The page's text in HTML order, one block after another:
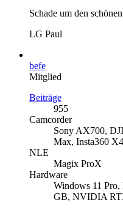
Schade um den
LG Paul
befe
Mitglied
Beiträge
955
Camcorder
Sony AX700,
Max, Insta360 X4
NLE
Magix ProX
Hardware
Windows 11
GB, NVIDIA